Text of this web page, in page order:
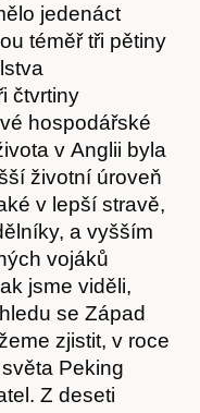
jedenáct
téměř tři pětiny
čtvrtiny
hospodářské
v Anglii byla
životní úroveň
v lepší stravě,
a vyšším
vojáků
jsme viděli,
se Západ
zjistit, v roce
Peking
Z deseti